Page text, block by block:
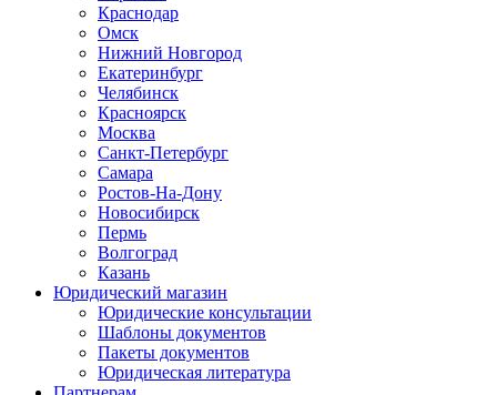
Краснодар
Омск
Нижний Новгород
Екатеринбург
Челябинск
Красноярск
Москва
Санкт-Петербург
Самара
Ростов-На-Дону
Новосибирск
Пермь
Волгоград
Казань
Юридический магазин
Юридические консультации
Шаблоны документов
Пакеты документов
Юридическая литература